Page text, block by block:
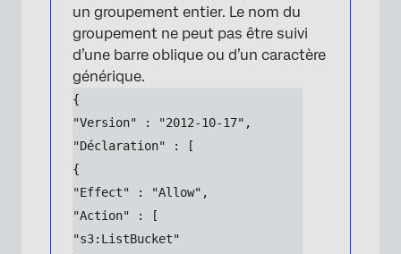
un groupement entier. Le nom du
groupement ne peut pas être suivi
d’une barre oblique ou d’un caractère
générique.
{
"Version" : "2012-10-17",
"Déclaration" : [
{
"Effect" : "Allow",
"Action" : [
"s3:ListBucket"